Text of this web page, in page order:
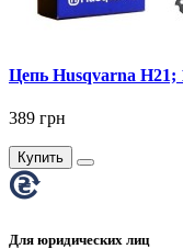
Цепь Husqvarna
389 грн
Купить
Для юридических лиц